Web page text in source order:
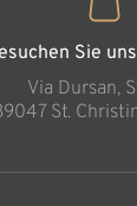
Sie
Via Dursan,
St.